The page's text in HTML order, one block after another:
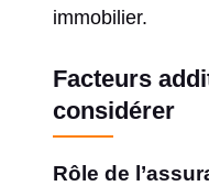
immobilier.
Facteurs
considérer
Rôle de